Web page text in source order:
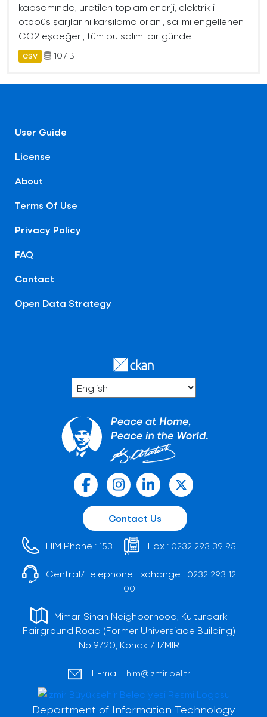
kapsamında, üretilen toplam enerji, elektrikli
otobüs şarjlarını karşılama oranı, salımı engellenen
CO2 eşdeğeri, tüm bu salımı bir günde...
CSV 107 B
User Guide
License
About
Terms Of Use
Privacy Policy
FAQ
Contact
Open Data Strategy
Contact Us
HIM Phone : 153 Fax : 0232 293 39 95
Central/Telephone Exchange : 0232 293 12
00
Mimar Sinan Neighborhood, Kültürpark
Fairground Road (Former Universiade Building)
No:9/20, Konak / İZMİR
E-mail : him@izmir.bel.tr
Department of Information Technology